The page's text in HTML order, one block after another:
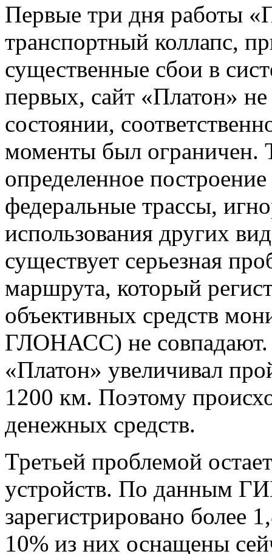
Первые три дня работы
транспортный коллапс,
существенные сбои в
первых, сайт «Платон»
состоянии,
моменты был ограничен.
определенное
федеральные трассы,
использования других
существует серьезная
маршрута, который
объективных средств
ГЛОНАСС) не совпадают.
«Платон» увеличивал
1200 км. Поэтому
денежных средств.
Третьей проблемой
устройств. По данным
зарегистрировано более
10% из них оснащены